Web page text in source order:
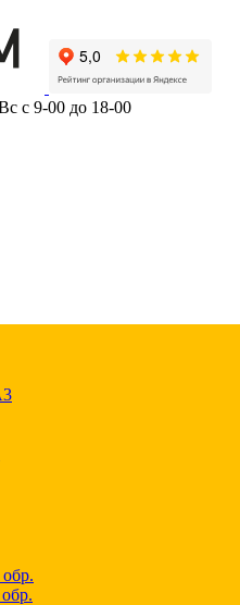
с 9-00 до 18-00